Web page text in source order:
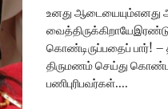
உனது ஆடையையும்எனது
கொண்டிருப்பதைப் பார்! –
திருமணம் செய்து
பணிபுரிபவர்கள்....